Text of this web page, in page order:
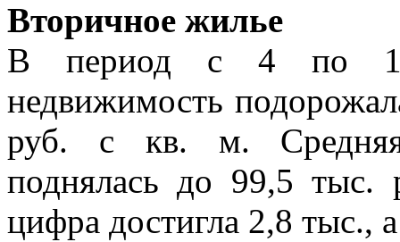
Вторичное жилье
В период с 4 по 11
недвижимость
руб. с кв. м. Средняя
поднялась до 99,5
цифра достигла 2,8